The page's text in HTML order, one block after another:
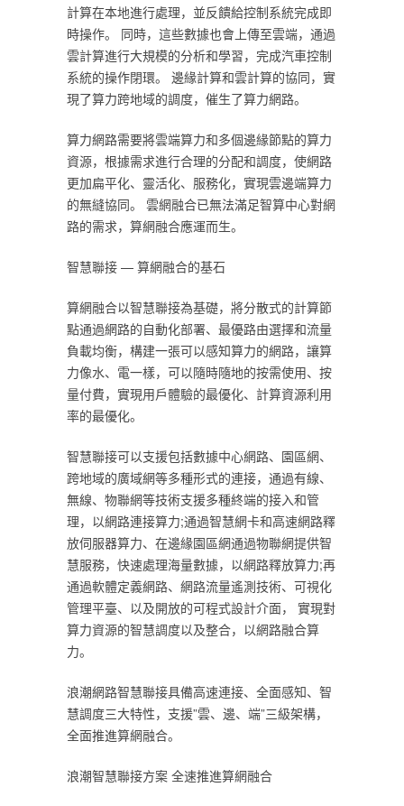
計算在本地進行處理，並反饋給控制系統完成即
時操作。 同時，這些數據也會上傳至雲端，通過
雲計算進行大規模的分析和學習，完成汽車控制
系統的操作閉環。 邊緣計算和雲計算的協同，實
現了算力跨地域的調度，催生了算力網路。‎
‎算力網路需要將雲端算力和多個邊緣節點的算力
資源，根據需求進行合理的分配和調度，使網路
更加扁平化、靈活化、服務化，實現雲邊端算力
的無縫協同。 雲網融合已無法滿足智算中心對網
路的需求，算網融合應運而生。‎
‎智慧聯接 — 算網融合的基石‎
‎算網融合以智慧聯接為基礎，將分散式的計算節
點通過網路的自動化部署、最優路由選擇和流量
負載均衡，構建一張可以感知算力的網路，讓算
力像水、電一樣，可以隨時隨地的按需使用、按
量付費，實現用戶體驗的最優化、計算資源利用
率的最優化。‎
‎智慧聯接可以支援包括數據中心網路、園區網、
跨地域的廣域網等多種形式的連接，通過有線、
無線、物聯網等技術支援多種終端的接入和管
理，以網路連接算力;通過智慧網卡和高速網路釋
放伺服器算力、在邊緣園區網通過物聯網提供智
慧服務，快速處理海量數據，以網路釋放算力;再
通過軟體定義網路、網路流量遙測技術、可視化
管理平臺、以及開放的可程式設計介面， 實現對
算力資源的智慧調度以及整合，以網路融合算
力。‎
‎浪潮網路智慧聯接具備高速連接、全面感知、智
慧調度三大特性，支援”雲、邊、端”三級架構，
全面推進算網融合。‎
‎浪潮智慧聯接方案 全速推進算網融合‎